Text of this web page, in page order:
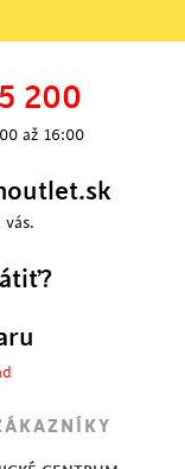
200
až 16:00
vás.